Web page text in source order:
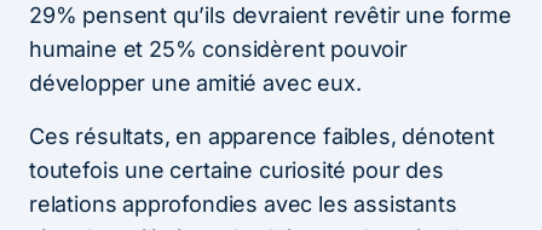
29% pensent qu’ils devraient revêtir une forme
humaine et 25% considèrent pouvoir
développer une amitié avec eux.
Ces résultats, en apparence faibles, dénotent
toutefois une certaine curiosité pour des
relations approfondies avec les assistants